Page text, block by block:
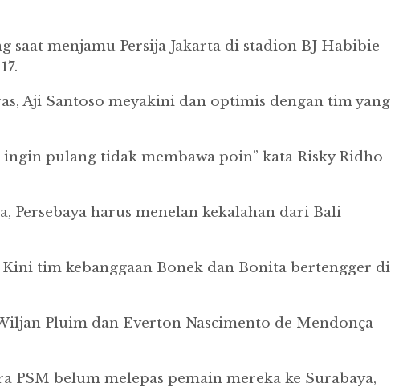
saat menjamu Persija Jakarta di stadion BJ Habibie
Aji Santoso meyakini dan optimis dengan tim yang
pulang tidak membawa poin” kata Risky Ridho
Persebaya harus menelan kekalahan dari Bali
Kini tim kebanggaan Bonek dan Bonita bertengger di
Pluim dan Everton Nascimento de Mendonça
PSM belum melepas pemain mereka ke Surabaya,